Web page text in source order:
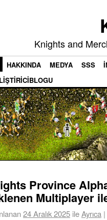
Knights and
HAKKINDA MEDYA SSS
Province
Multiplayer
24 Aralık 2025 ileAyrıca |